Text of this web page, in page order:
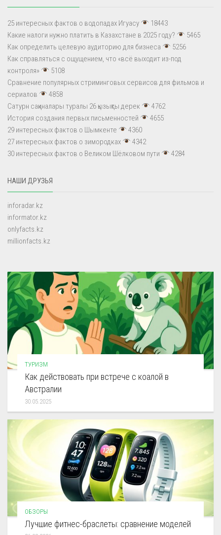
25 интересных фактов о водопадах Игуасу
18443
Какие налоги нужно платить в Казахстане в 2025 году?
5465
Как определить целевую аудиторию для бизнеса
5256
Как справляться с ощущением, что «всё выходит из-под
контроля»
5108
Сравнение популярных стриминговых сервисов для фильмов и
сериалов
4858
Сатурн сақиналары туралы 26 қызықты дерек
4762
История создания первых письменностей
4655
29 интересных фактов о Шымкенте
4360
27 интересных фактов о зимородках
4342
30 интересных фактов о Великом Шёлковом пути
4284
НАШИ ДРУЗЬЯ
inforadar.kz
informator.kz
onlyfacts.kz
millionfacts.kz
ТУРИЗМ
Как действовать при встрече с коалой в
Австралии
30.05.2025
ОБЗОРЫ
Лучшие фитнес-браслеты: сравнение моделей